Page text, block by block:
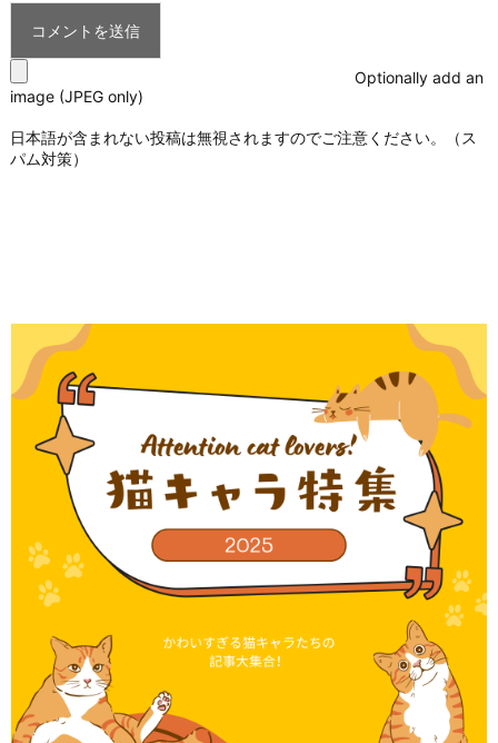
Optionally add an
image (JPEG only)
日本語が含まれない投稿は無視されますのでご注意ください。（ス
パム対策）